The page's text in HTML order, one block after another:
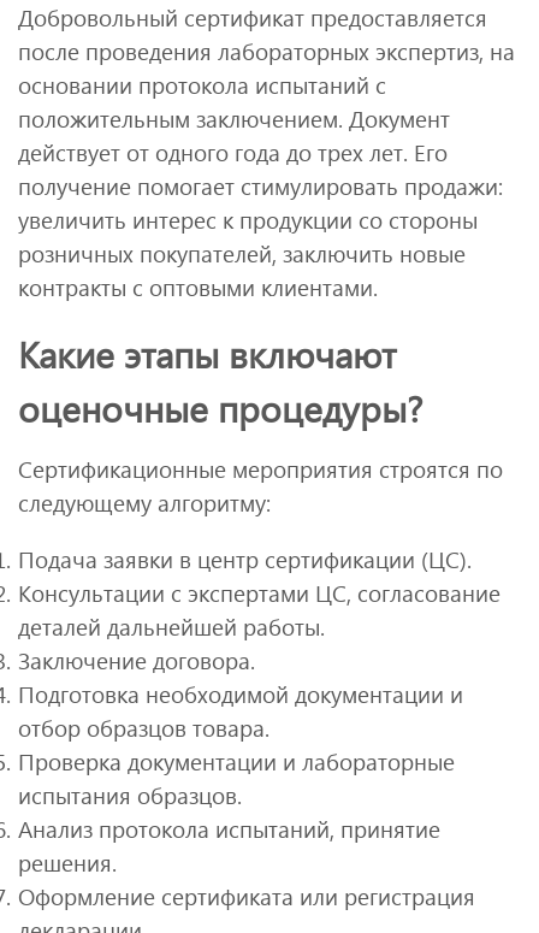
Добровольный сертификат предоставляется
после проведения лабораторных экспертиз, на
основании протокола испытаний с
положительным заключением. Документ
действует от одного года до трех лет. Его
получение помогает стимулировать продажи:
увеличить интерес к продукции со стороны
розничных покупателей, заключить новые
контракты с оптовыми клиентами.
Какие этапы включают
оценочные процедуры?
Сертификационные мероприятия строятся по
следующему алгоритму:
Подача заявки в центр сертификации (ЦС).
Консультации с экспертами ЦС, согласование
деталей дальнейшей работы.
Заключение договора.
Подготовка необходимой документации и
отбор образцов товара.
Проверка документации и лабораторные
испытания образцов.
Анализ протокола испытаний, принятие
решения.
Оформление сертификата или регистрация